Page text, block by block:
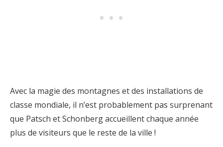
Avec la magie des montagnes et des installations de
classe mondiale, il n’est probablement pas surprenant
que Patsch et Schonberg accueillent chaque année
plus de visiteurs que le reste de la ville !